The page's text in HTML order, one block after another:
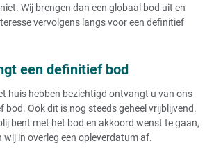
Wij brengen dan een globaal bod uit en
vervolgens langs voor een definitief
een definitief bod
huis hebben bezichtigd ontvangt u van ons
bod. Ook dit is nog steeds geheel vrijblijvend.
bent met het bod en akkoord wenst te gaan,
wij in overleg een opleverdatum af.